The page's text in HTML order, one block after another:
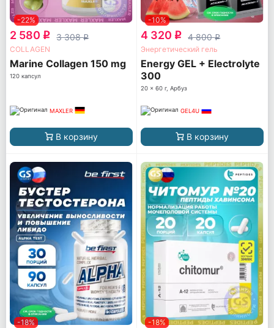
-22%
2 580 q 3 308q
COLLAGEN
Marine Collagen 150 mg
120 капсул
MAXLER
В корзину
-10%
4 320 q 4 800q
Энергетический гель
Energy GEL + Electrolyte
300
20 x 60 г, Арбуз
GEL4U
В корзину
-18% -18%